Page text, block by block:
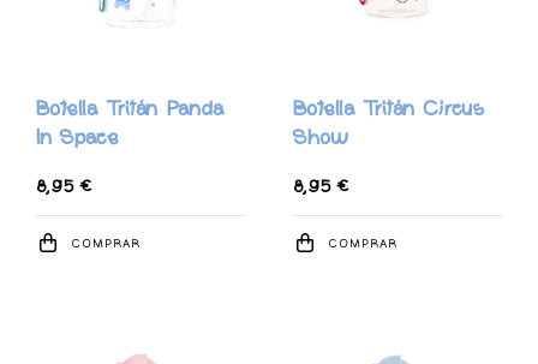
Botella Tritán Panda
In Space
8,95 €
COMPRAR
Botella Tritán Circus
Show
8,95 €
COMPRAR